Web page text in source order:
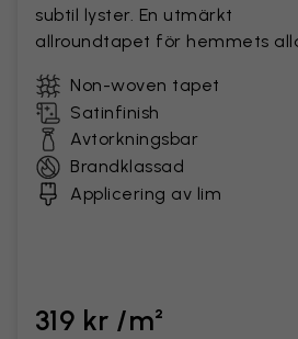
subtil lyster. En utmärkt
allroundtapet för hemmets
Non-woven tapet
Satinfinish
Avtorkningsbar
Brandklassad
Applicering av lim
319 kr /m²